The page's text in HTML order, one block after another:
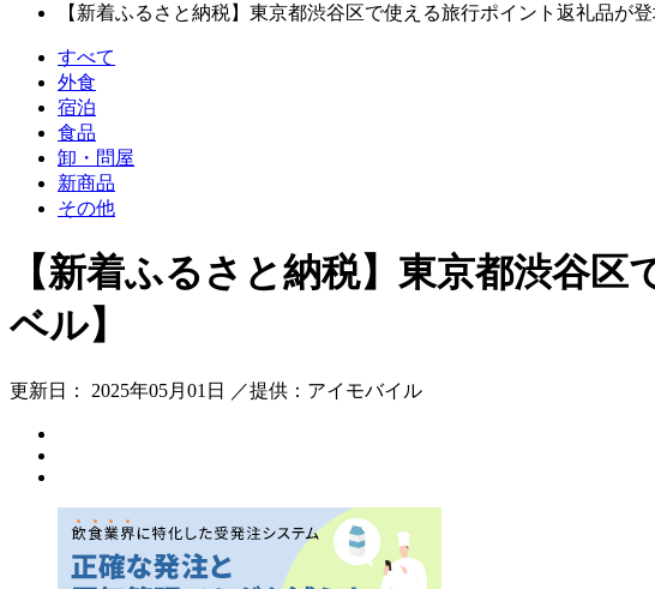
【新着ふるさと納税】東京都渋谷区で使える旅行ポイント返礼品が
すべて
外食
宿泊
食品
卸・問屋
新商品
その他
【新着ふるさと納税】東京都渋谷
ベル】
更新日： 2025年05月01日 ／提供：アイモバイル